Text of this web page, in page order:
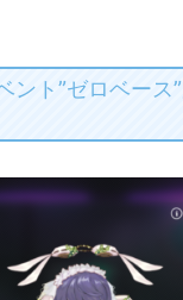
ント”ゼロベース